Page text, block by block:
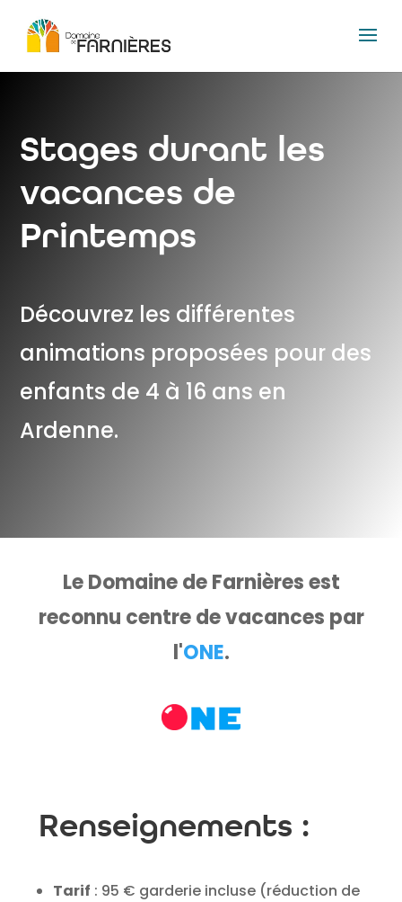
Stages durant les
vacances de
Printemps
Découvrez les différentes
animations proposées pour des
enfants de 4 à 16 ans en
Ardenne.
Le Domaine de Farnières est
reconnu centre de vacances par
l'ONE.
Renseignements :
Tarif : 95 € garderie incluse (réduction de